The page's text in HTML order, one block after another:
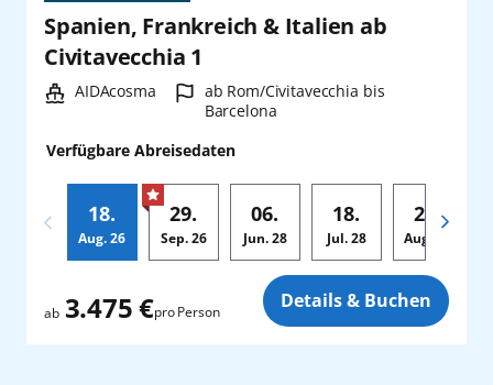
Spanien, Frankreich & Italien ab
Civitavecchia 1
Schiff:
AIDAcosma Hafen:
ab Rom/Civitavecchia bis
Barcelona
Verfügbare Abreisedaten
18.
Aug. 26
29.
Sep.26
06.
Jun.28
18.
Jul.28
29.
Aug.
ab 3.475 €pro Person Details & Buchen